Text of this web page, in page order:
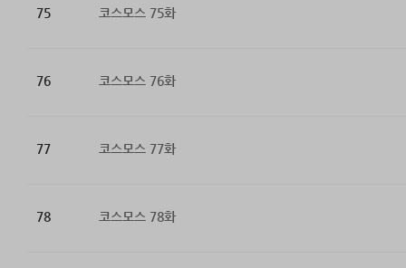
75 코스모스 75화
76 코스모스 76화
77 코스모스 77화
78 코스모스 78화